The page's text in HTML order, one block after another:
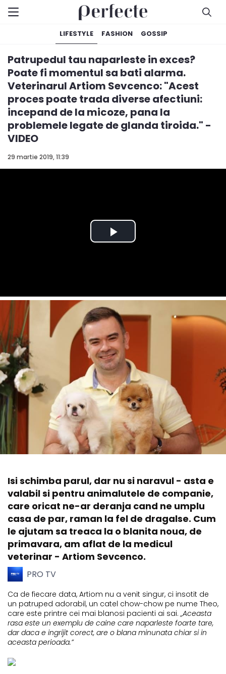
LIFESTYLE FASHION GOSSIP
29 martie 2019, 11:39
Patrupedul tau naparleste in exces?
Poate fi momentul sa bati alarma.
Veterinarul Artiom Sevcenco: "Acest
proces poate trada diverse afectiuni:
incepand de la micoze, pana la
problemele legate de glanda tiroida." -
VIDEO
Isi schimba parul, dar nu si naravul - asta e
valabil si pentru animalutele de companie,
care oricat ne-ar deranja cand ne umplu
casa de par, raman la fel de dragalse. Cum
le ajutam sa treaca la o blanita noua, de
primavara, am aflat de la medicul
veterinar - Artiom Sevcenco.
PRO TV
Ca de fiecare data, Artiom nu a venit singur, ci insotit de
un patruped adorabil, un catel chow-chow pe nume Theo,
care este printre cei mai blanosi pacienti ai sai.„Aceasta
rasa este un exemplu de caine care naparleste foarte tare,
dar daca e ingrijit corect, are o blana minunata chiar si in
aceasta perioada.”